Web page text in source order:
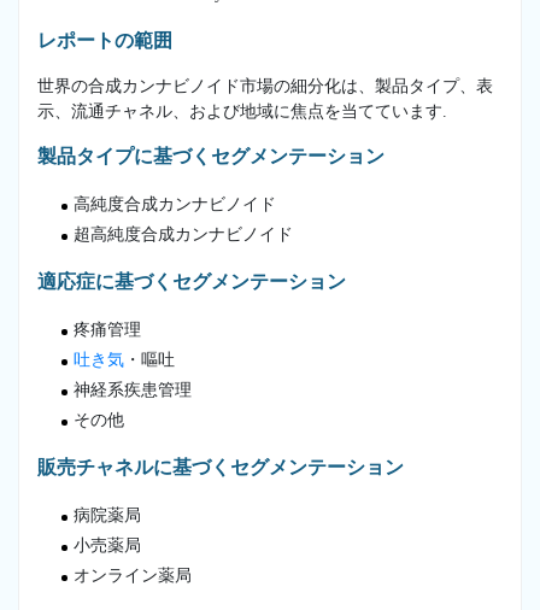
レポートの範囲
世界の合成カンナビノイド市場の細分化は、製品タイプ、表
示、流通チャネル、および地域に焦点を当てています.
製品タイプに基づくセグメンテーション
高純度合成カンナビノイド
超高純度合成カンナビノイド
適応症に基づくセグメンテーション
疼痛管理
吐き気 ・嘔吐
神経系疾患管理
その他
販売チャネルに基づくセグメンテーション
病院薬局
小売薬局
オンライン薬局